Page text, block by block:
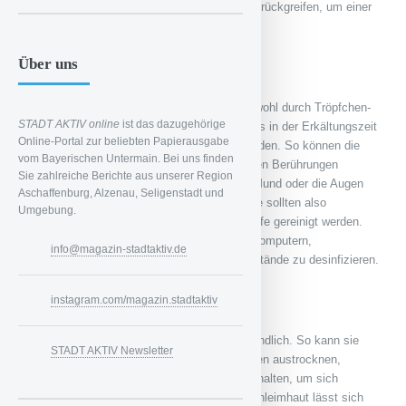
entsprechende Nahrungsergänzungsmittel zurückgreifen, um einer
Hygiene sehr wichtig
Weil das Übertragen von Erkältungsviren sowohl durch Tröpfchen-
als auch durch Schmierinfektion erfolgt, muss in der Erkältungszeit
stets auf konsequente Hygiene geachtet werden. So können die
Rhinoviren über die Hände bei entsprechenden Berührungen
vollkommen unbemerkt über die Nase, den Mund oder die Augen
ins Innere des Körpers vordringen. Die Hände sollten also
regelmäßig mindestens 30 Sekunden mit Seife gereinigt werden.
Außerdem sind Türklinken, Tastaturen von Computern,
Mobiltelefone oder andere alltägliche Gegenstände zu desinfizieren.
Befeuchtung der Schleimhäute
Die Nasenschleimhaut gilt als überaus empfindlich. So kann sie
durch Abgase, Heizungsluft oder Klimaanlagen austrocknen,
wodurch die Keime optimale Bedingungen erhalten, um sich
auszubreiten. Das Austrocknen der Nasenschleimhaut lässt sich
Über uns
STADT AKTIV online ist das dazugehörige
Online-Portal zur beliebten Papierausgabe
vom Bayerischen Untermain. Bei uns finden
Sie zahlreiche Berichte aus unserer Region
Aschaffenburg, Alzenau, Seligenstadt und
Umgebung.
info@magazin-stadtaktiv.de
instagram.com/magazin.stadtaktiv
STADT AKTIV Newsletter